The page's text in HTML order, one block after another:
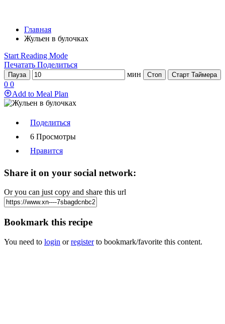
Главная
Жульен в булочках
Start Reading Mode
Печатать Поделиться
Пауза мин Стоп Старт Таймера
0 0
Add to Meal Plan
Поделиться
6 Просмотры
Нравится
Share it on your social network:
Or you can just copy and share this url
Bookmark this recipe
You need to login orregisterto bookmark/favorite this content.